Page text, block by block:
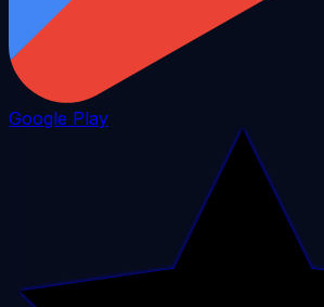
Google Play